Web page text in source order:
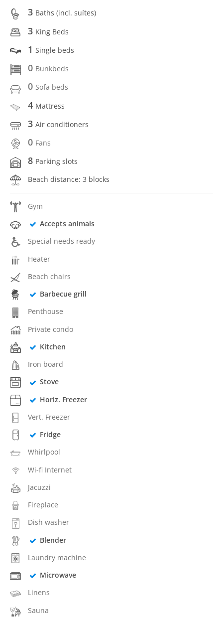
3 Baths (incl. suítes)
3 King Beds
1 Single beds
0 Bunkbeds
0 Sofa beds
4 Mattress
3 Air conditioners
0 Fans
8 Parking slots
Beach distance: 3 blocks
Gym
Accepts animals
Special needs ready
Heater
Beach chairs
Barbecue grill
Penthouse
Private condo
Kitchen
Iron board
Stove
Horiz. Freezer
Vert. Freezer
Fridge
Whirlpool
Wi-fi Internet
Jacuzzi
Fireplace
Dish washer
Blender
Laundry machine
Microwave
Linens
Sauna